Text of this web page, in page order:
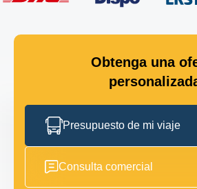
Obtenga una
Presupuesto de mi viaje
Consulta comercial